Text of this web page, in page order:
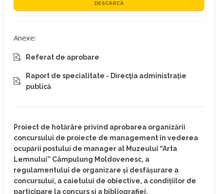
DESCARCĂ
Anexe:
Referat de aprobare
Raport de specialitate - Direcția administrație
publică
Proiect de hotărâre privind aprobarea organizării
concursului de proiecte de management în vederea
ocupării postului de manager al Muzeului “Arta
Lemnului” Câmpulung Moldovenesc, a
regulamentului de organizare și desfășurare a
concursului, a caietului de obiective, a condițiilor de
participare la concurs și a bibliografiei.